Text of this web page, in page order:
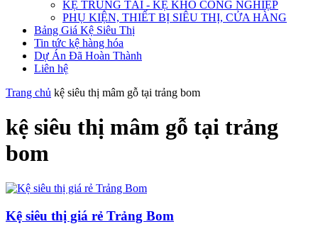
KỆ TRUNG TẢI - KỆ KHO CÔNG NGHIỆP
PHỤ KIỆN, THIẾT BỊ SIÊU THỊ, CỬA HÀNG
Bảng Giá Kệ Siêu Thị
Tin tức kệ hàng hóa
Dự Án Đã Hoàn Thành
Liên hệ
Trang chủ kệ siêu thị mâm gỗ tại trảng bom
kệ siêu thị mâm gỗ tại trảng
bom
Kệ siêu thị giá rẻ Trảng Bom